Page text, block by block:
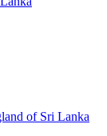
of Sri Lanka